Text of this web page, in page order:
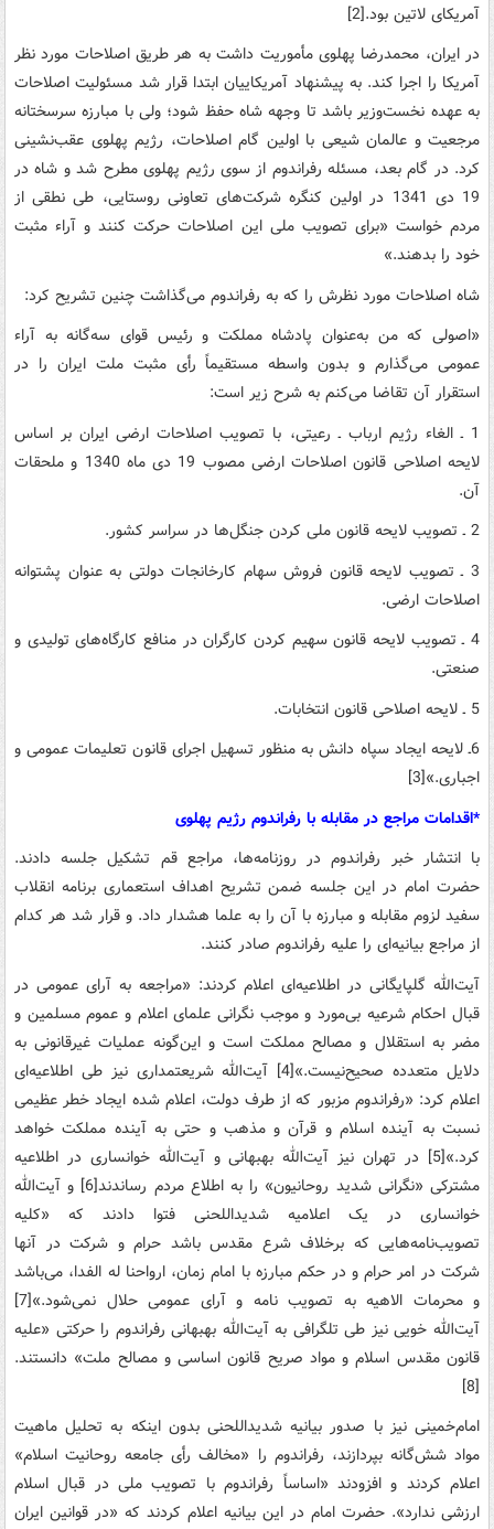
آمریکای‌ لاتین‌ بود.[2]
در ایران، محمدرضا پهلوی مأموریت‌ داشت‌ به‌ هر طریق‌ اصلاحات‌ مورد نظر
آمریکا را اجرا کند. به ‌پیشنهاد آمریکاییان‌ ابتدا قرار شد مسئولیت‌ اصلاحات‌
به‌ عهده‌ نخست‌وزیر باشد تا وجهه‌ شاه‌ حفظ‌ شود؛ ولی‌ با مبارزه‌ سرسختانه‌
مرجعیت‌ و عالمان‌ شیعی‌ با اولین ‌گام‌ اصلاحات‌، رژیم‌ پهلوی عقب‌نشینی‌
کرد. در گام بعد، مسئله رفراندوم از سوی رژیم پهلوی مطرح شد و شاه‌ در
19 دی‌ 1341 در اولین‌ کنگره‌ شرکت‌های‌ تعاونی‌ روستایی‌، طی نطقی از
مردم خواست «برای‌ تصویب‌ ملی‌ این‌ اصلاحات‌ حرکت‌ کنند و آراء مثبت‌
خود را بدهند.»
شاه‌ اصلاحات‌ مورد نظرش‌ را که‌ به‌ رفراندوم‌ می‌گذاشت‌ چنین‌ تشریح‌ کرد:
«اصولی‌ که‌ من‌ به‌عنوان‌ پادشاه‌ مملکت‌ و رئیس‌ قوای‌ سه‌گانه‌ به‌ آراء
عمومی ‌می‌گذارم‌ و بدون‌ واسطه‌ مستقیماً رأی‌ مثبت‌ ملت‌ ایران‌ را در
استقرار آن‌ تقاضا می‌کنم‌ به‌ شرح‌ زیر است‌:
1 ـ الغاء رژیم‌ ارباب‌ ـ رعیتی‌، با تصویب‌ اصلاحات‌ ارضی‌ ایران‌ بر اساس‌
لایحه‌ اصلاحی‌ قانون‌ اصلاحات‌ ارضی‌ مصوب‌ 19 دی‌ ماه‌ 1340 و ملحقات
‌آن.
2 ـ تصویب‌ لایحه‌ قانون‌ ملی‌ کردن‌ جنگل‌ها در سراسر کشور.
3 ـ تصویب‌ لایحه‌ قانون‌ فروش‌ سهام‌ کارخانجات‌ دولتی‌ به‌ عنوان‌ پشتوانه‌
اصلاحات‌ ارضی‌.
4 ـ تصویب‌ لایحه‌ قانون‌ سهیم‌ کردن‌ کارگران‌ در منافع‌ کارگاه‌های‌ تولیدی‌ و
صنعتی‌.
5 ـ لایحه‌ اصلاحی‌ قانون‌ انتخابات‌.
6ـ لایحه‌ ایجاد سپاه‌ دانش‌ به‌ منظور تسهیل‌ اجرای‌ قانون‌ تعلیمات‌ عمومی‌ و
اجباری‌.»[3]
*اقدامات‌ مراجع‌ در مقابله با رفراندوم رژیم پهلوی
با انتشار خبر رفراندوم‌ در روزنامه‌ها، مراجع‌ قم ‌تشکیل‌ جلسه‌ دادند.
حضرت‌ امام‌ در این‌ جلسه‌ ضمن‌ تشریح‌ اهداف‌ استعماری‌ برنامه‌ انقلاب‌
سفید لزوم‌ مقابله‌ و مبارزه‌ با آن‌ را به‌ علما هشدار داد. و قرار شد هر کدام‌
از مراجع‌ بیانیه‌ای‌ را علیه‌ رفراندوم‌ صادر کنند.
آیت‌الله‌ گلپایگانی‌ در اطلاعیه‌ای‌ اعلام‌ کردند: «مراجعه‌ به‌ آرای‌ عمومی‌ در
قبال‌ احکام‌ شرعیه‌ بی‌مورد و موجب‌ نگرانی‌ علمای‌ اعلام‌ و عموم‌ مسلمین‌ و
مضر به‌ استقلال‌ و مصالح‌ مملکت‌ است‌ و این‌گونه‌ عملیات‌ غیرقانونی‌ به‌
دلایل‌ متعدده‌ صحیح‌نیست‌.»[4] آیت‌الله‌ شریعتمداری‌ نیز طی‌ اطلاعیه‌ای‌
اعلام‌ کرد: «رفراندوم‌ مزبور که‌ از طرف ‌دولت‌، اعلام‌ شده‌ ایجاد خطر عظیمی‌
نسبت‌ به‌ آینده‌ اسلام‌ و قرآن‌ و مذهب‌ و حتی‌ به ‌آینده‌ مملکت‌ خواهد
کرد.»[5] در تهران‌ نیز آیت‌الله‌ بهبهانی‌ و آیت‌الله‌ خوانساری‌ در اطلاعیه‌
مشترکی‌ «نگرانی‌ شدید روحانیون‌» را به‌ اطلاع‌ مردم‌ رساندند[6] و آیت‌الله
‌خوانساری‌ در یک‌ اعلامیه‌ شدیداللحنی‌ فتوا دادند که‌ «کلیه‌
تصویب‌نامه‌هایی‌ که ‌برخلاف‌ شرع‌ مقدس‌ باشد حرام‌ و شرکت‌ در آنها
شرکت‌ در امر حرام‌ و در حکم‌ مبارزه‌ با امام‌ زمان‌، ارواحنا له‌ الفدا، می‌باشد
و محرمات‌ الاهیه‌ به‌ تصویب‌ نامه‌ و آرای‌ عمومی ‌حلال‌ نمی‌شود.»[7]
آیت‌الله‌ خویی‌ نیز طی‌ تلگرافی‌ به‌ آیت‌الله‌ بهبهانی‌ رفراندوم‌ را حرکتی‌ «علیه‌
قانون‌ مقدس‌ اسلام‌ و مواد صریح‌ قانون‌ اساسی‌ و مصالح‌ ملت‌» دانستند.
[8]
امام‌خمینی نیز با صدور بیانیه‌ شدیداللحنی‌ بدون‌ اینکه به‌ تحلیل‌ ماهیت‌
مواد شش‌گانه‌ بپردازند، رفراندوم‌ را «مخالف‌ رأی‌ جامعه‌ روحانیت‌ اسلام‌»
اعلام‌ کردند و افزودند «اساساً رفراندوم‌ با تصویب‌ ملی‌ در قبال‌ اسلام‌
ارزشی‌ ندارد». حضرت‌ امام‌ در این‌ بیانیه‌ اعلام‌ کردند که‌ «در قوانین‌ ایران‌